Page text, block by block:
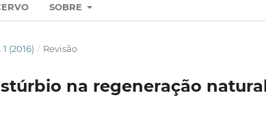
SOBRE
1 (2016) / Revisão
na regeneração